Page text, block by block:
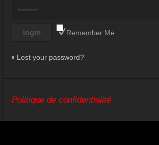
Remember Me
Lost your password?
Politique de confidentialité